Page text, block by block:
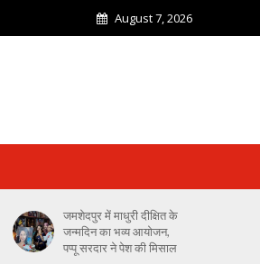
August 7, 2026
जमशेदपुर में माधुरी दीक्षित के
जन्मदिन का भव्य आयोजन,
पप्पू सरदार ने पेश की मिसाल